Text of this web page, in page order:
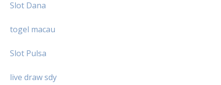
Slot Dana
togel macau
Slot Pulsa
live draw sdy